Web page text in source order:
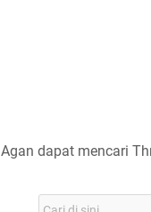
Agan dapat mencari